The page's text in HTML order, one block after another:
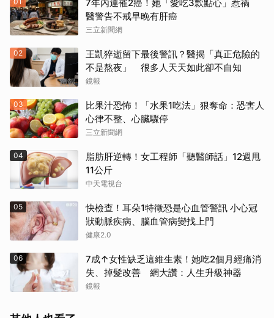
7年內連罹2癌！她「愛吃3款點心」惹禍
醫警告不戒早晚有肝癌
三立新聞網
02
王凱猝逝留下最後警訊？醫揭「真正危險的
不是熬夜」 很多人天天如此卻不自知
鏡報
03
比果汁恐怖！「水果1吃法」狠奪命：恐害人
心律不整、心臟驟停
三立新聞網
04
脂肪肝逆轉！女工程師「聽醫師話」12週甩
11公斤
中天電視台
05
快檢查！耳朵1特徵恐是心血管警訊 小心冠
狀動脈疾病、腦血管病變找上門
健康2.0
06
7成↑女性缺乏這維生素！她吃2個月經痛消
失、掉髮改善 網大讚：人生升級神器
鏡報